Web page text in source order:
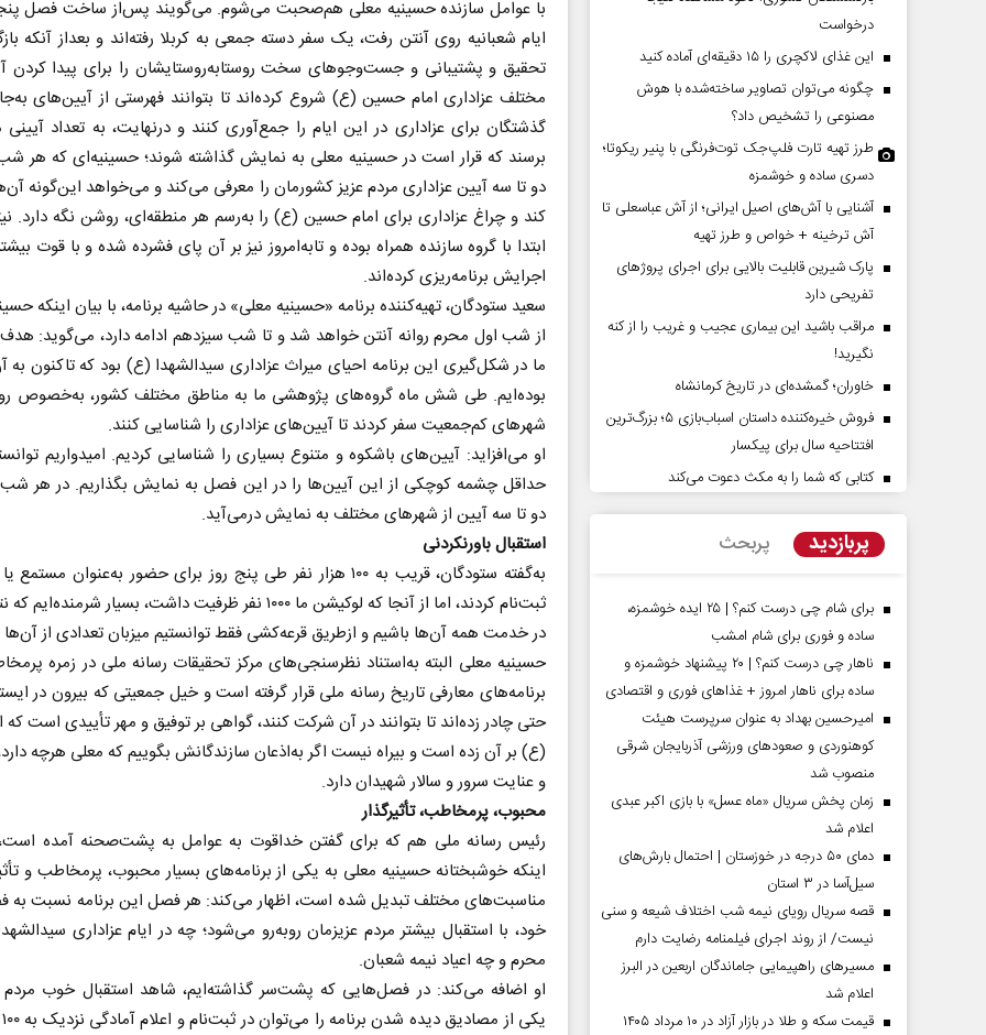
با عوامل سازنده حسینیه معلی هم‌صحبت می‌شوم. می‌گویند پس‌از ساخت فصل
ایام شعبانیه روی آنتن رفت، یک سفر دسته جمعی به کربلا رفته‌اند و بعداز آنکه
تحقیق و پشتیبانی و جست‌وجو‌های سخت روستابه‌روستایشان را برای پیدا کردن
مختلف عزاداری امام حسین (ع) شروع کرده‌اند تا بتوانند فهرستی از آیین‌های
گذشتگان برای عزاداری در این ایام را جمع‌آوری کنند و درنهایت، به تعداد
برسند که قرار است در حسینیه معلی به نمایش گذاشته شوند؛ حسینیه‌ای که هر
دو تا سه آیین عزاداری مردم عزیز کشورمان را معرفی می‌کند و می‌خواهد این‌گونه
کند و چراغ عزاداری برای امام حسین (ع) را به‌رسم هر منطقه‌ای، روشن نگه دارد.
ابتدا با گروه سازنده همراه بوده و تابه‌امروز نیز بر آن پای فشرده شده و با قوت
اجرایش برنامه‌ریزی کرده‌اند.
سعید ستودگان، تهیه‌کننده برنامه «حسینیه معلی» در حاشیه برنامه، با بیان اینکه
از شب اول محرم روانه آنتن خواهد شد و تا شب سیزدهم ادامه دارد، می‌گوید:
ما در شکل‌گیری این برنامه احیای میراث عزاداری سیدالشهدا (ع) بود که تاکنون به
بوده‌ایم. طی شش ماه گروه‌های پژوهشی ما به مناطق مختلف کشور، به‌خصوص
شهر‌های کم‌جمعیت سفر کردند تا آیین‌های عزاداری را شناسایی کنند.
او می‌افزاید: آیین‌های باشکوه و متنوع بسیاری را شناسایی کردیم. امیدواریم
حداقل چشمه کوچکی از این آیین‌ها را در این فصل به نمایش بگذاریم. در هر
دو تا سه آیین از شهر‌های مختلف به نمایش درمی‌آید.
استقبال باورنکردنی
به‌گفته ستودگان، قریب به ۱۰۰ هزار نفر طی پنج روز برای حضور به‌عنوان
ثبت‌نام کردند، اما از آنجا که لوکیشن ما ۱۰۰۰ نفر ظرفیت داشت، بسیار
در خدمت همه آن‌ها باشیم و ازطریق قرعه‌کشی فقط توانستیم میزبان تعدادی از آن‌ها
حسینیه معلی البته به‌استناد نظرسنجی‌های مرکز تحقیقات رسانه ملی در زمره
برنامه‌های معارفی تاریخ رسانه ملی قرار گرفته است و خیل جمعیتی که بیرون در
حتی چادر زده‌اند تا بتوانند در آن شرکت کنند، گواهی بر توفیق و مهر تأییدی است که
(ع) بر آن زده است و بیراه نیست اگر به‌اذعان سازندگانش بگوییم که معلی هرچه
و عنایت سرور و سالار شهیدان دارد.
محبوب، پرمخاطب، تأثیرگذار
رئیس رسانه ملی هم که برای گفتن خداقوت به عوامل به پشت‌صحنه آمده است،
اینکه خوشبختانه حسینیه معلی به یکی از برنامه‌های بسیار محبوب، پرمخاطب و
مناسبت‌های مختلف تبدیل شده است، اظهار می‌کند: هر فصل این برنامه نسبت به
خود، با استقبال بیشتر مردم عزیزمان روبه‌رو می‌شود؛ چه در ایام عزاداری
محرم و چه اعیاد نیمه شعبان.
او اضافه می‌کند: در فصل‌هایی که پشت‌سر گذاشته‌ایم، شاهد استقبال خوب مردم
درخواست
این غذای لاکچری را ۱۵ دقیقه‌ای آماده کنید
چگونه می‌توان تصاویر ساخته‌شده با هوش
مصنوعی را تشخیص داد؟
طرز تهیه تارت فلپ‌جک توت‌فرنگی با پنیر ریکوتا؛
دسری ساده و خوشمزه
آشنایی با آش‌های اصیل ایرانی؛ از آش عباسعلی تا
آش ترخینه + خواص و طرز تهیه
پارک شیرین قابلیت‌ بالایی برای اجرای پروژهای
تفریحی دارد
مراقب باشید این بیماری عجیب و غریب را از کنه
نگیرید!
خاوران؛ گمشده‌ای در تاریخ کرمانشاه
فروش خیره‌کننده داستان اسباب‌بازی ۵؛ بزرگ‌ترین
افتتاحیه سال برای پیکسار
کتابی که شما را به مکث دعوت می‌کند
پربازدید پربحث
برای شام چی درست کنم؟ | ۲۵ ایده خوشمزه،
ساده و فوری برای شام امشب
ناهار چی درست کنم؟ | ۲۰ پیشنهاد خوشمزه و
ساده برای ناهار امروز + غذاهای فوری و اقتصادی
امیرحسین بهداد به عنوان سرپرست هیئت
کوهنوردی و صعودهای ورزشی آذربایجان شرقی
منصوب شد
زمان پخش سریال «ماه عسل» با بازی اکبر عبدی
اعلام شد
دمای ۵۰ درجه در خوزستان | احتمال بارش‌های
سیل‌آسا در ۳ استان
قصه سریال رویای نیمه شب اختلاف شیعه و سنی
نیست/ از روند اجرای فیلمنامه رضایت دارم
مسیر‌های راهپیمایی جاماندگان اربعین در البرز
اعلام شد
قیمت سکه و طلا در بازار آزاد در ۱۰ مرداد ۱۴۰۵
عباس سلیمی‌نمین - تحلیلگر مسائل سیاسی
اربعین نماد مقاومت در برابر
استکبار‌
رحمت‌الله نوروزی - عضو کمیسیون اجتماعی
مجلس
رضا سپهوند - سخنگوی کمیسیون
صفحات نخست روزنامه ها‌ی‌سه‌شنبه ۶ مردادماه
صفحات نخست روزنامه ها‌ی یکشنبه ۴ مردادماه
صفحات نخست روزنامه ها‌ی شنبه ۳ مردادماه